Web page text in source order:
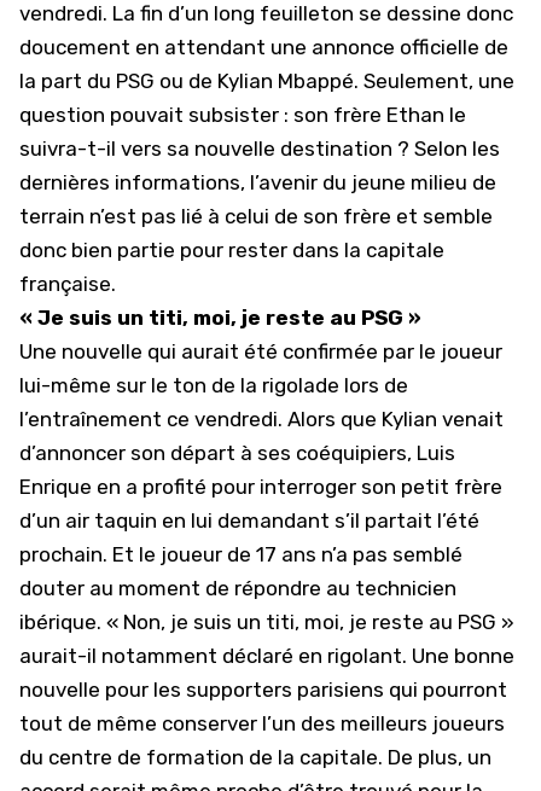
vendredi. La fin d’un long feuilleton se dessine donc
doucement en attendant une annonce officielle de
la part du PSG ou de Kylian Mbappé. Seulement, une
question pouvait subsister : son frère Ethan le
suivra-t-il vers sa nouvelle destination ? Selon les
dernières informations, l’avenir du jeune milieu de
terrain n’est pas lié à celui de son frère et semble
donc bien partie pour rester dans la capitale
française.
« Je suis un titi, moi, je reste au PSG »
Une nouvelle qui aurait été confirmée par le joueur
lui-même sur le ton de la rigolade lors de
l’entraînement ce vendredi. Alors que Kylian venait
d’annoncer son départ à ses coéquipiers, Luis
Enrique en a profité pour interroger son petit frère
d’un air taquin en lui demandant s’il partait l’été
prochain. Et le joueur de 17 ans n’a pas semblé
douter au moment de répondre au technicien
ibérique. « Non, je suis un titi, moi, je reste au PSG »
aurait-il notamment déclaré en rigolant. Une bonne
nouvelle pour les supporters parisiens qui pourront
tout de même conserver l’un des meilleurs joueurs
du centre de formation de la capitale. De plus, un